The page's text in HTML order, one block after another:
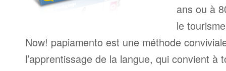
ans ou à
le
Now! papiamento est une méthode
l’apprentissage de la langue, qui convient à